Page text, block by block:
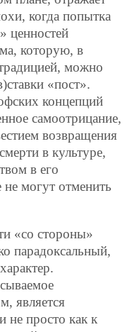
когда попытка
ценностей
которую, в
можно
«пост».
концепций
самоотрицание,
возвращения
в культуре,
в его
не могут отменить
«со стороны»
парадоксальный,
является
не просто как к